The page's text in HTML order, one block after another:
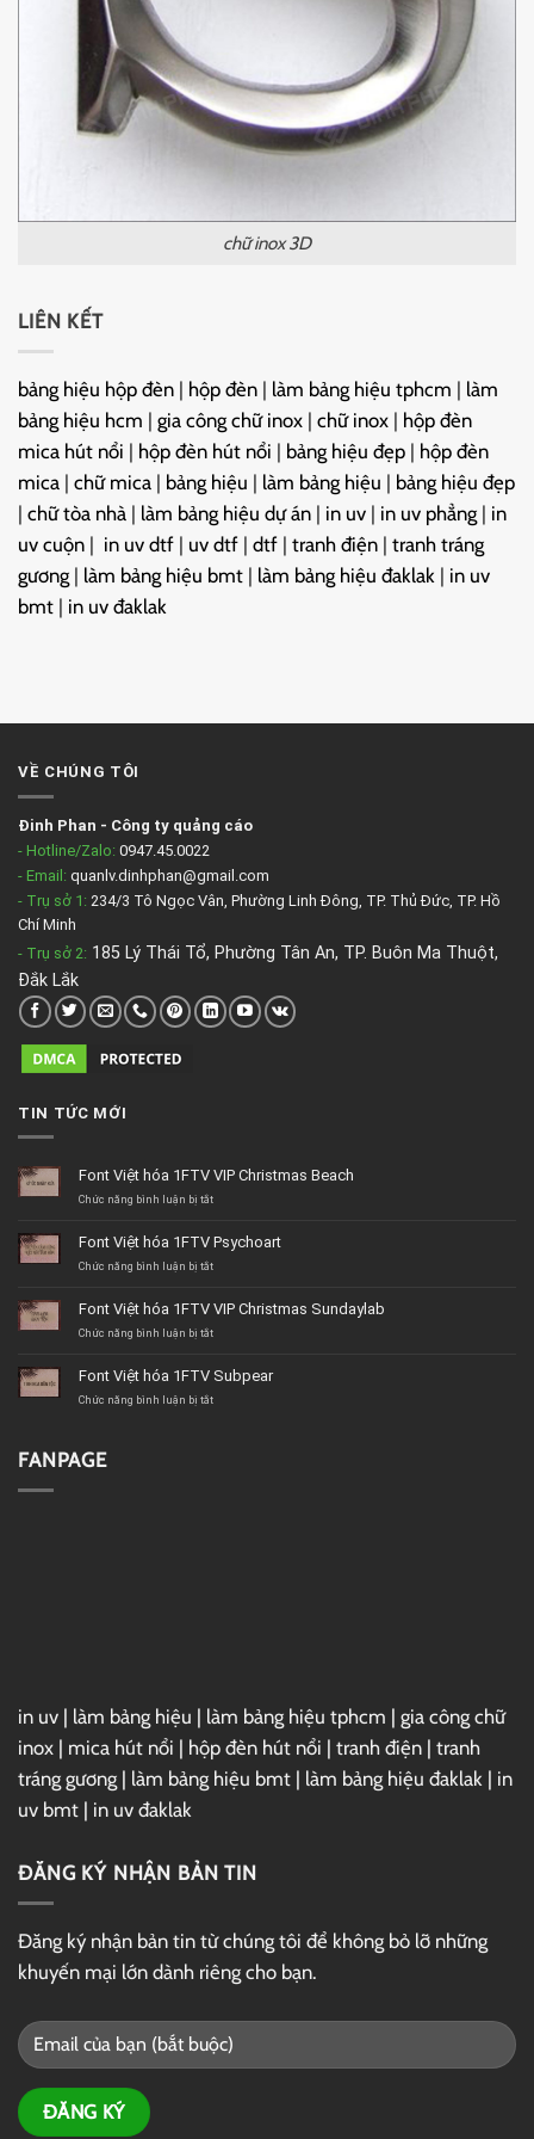
chữ inox 3D
LIÊN KẾT
bảng hiệu hộp đèn | hộp đèn | làm bảng hiệu tphcm | làm
bảng hiệu hcm | gia công chữ inox | chữ inox | hộp đèn
mica hút nổi | hộp đèn hút nổi | bảng hiệu đẹp | hộp đèn
mica | chữ mica | bảng hiệu | làm bảng hiệu | bảng hiệu đẹp
| chữ tòa nhà | làm bảng hiệu dự án | in uv | in uv phẳng | in
uv cuộn | in uv dtf | uv dtf | dtf | tranh điện | tranh tráng
gương | làm bảng hiệu bmt | làm bảng hiệu đaklak | in uv
bmt | in uv đaklak
VỀ CHÚNG TÔI
Đinh Phan - Công ty quảng cáo
- Hotline/Zalo: 0947.45.0022
- Email: quanlv.dinhphan@gmail.com
- Trụ sở 1: 234/3 Tô Ngọc Vân, Phường Linh Đông, TP. Thủ Đức, TP. Hồ
Chí Minh
- Trụ sở 2: 185 Lý Thái Tổ, Phường Tân An, TP. Buôn Ma Thuột,
Đắk Lắk
TIN TỨC MỚI
Font Việt hóa 1FTV VIP Christmas Beach
Chức năng bình luận bị tắtở
hóa
1FTV
Beach
Font Việt hóa 1FTV Psychoart
Chức năng bình luận bị tắtở
hóa
1FTV
Font Việt hóa 1FTV VIP Christmas Sundaylab
Chức năng bình luận bị tắtở
hóa
1FTV
Font Việt hóa 1FTV Subpear
Chức năng bình luận bị tắtở
FANPAGE
in uv | làm bảng hiệu | làm bảng hiệu tphcm | gia công chữ
inox | mica hút nổi | hộp đèn hút nổi | tranh điện | tranh
tráng gương | làm bảng hiệu bmt | làm bảng hiệu đaklak | in
uv bmt | in uv đaklak
ĐĂNG KÝ NHẬN BẢN TIN
Đăng ký nhận bản tin từ chúng tôi để không bỏ lỡ những
khuyến mại lớn dành riêng cho bạn.